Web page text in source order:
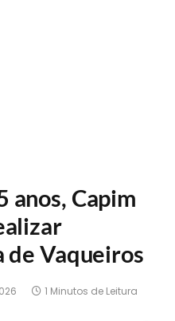
anos, Capim
de Vaqueiros
1 Minutos de Leitura